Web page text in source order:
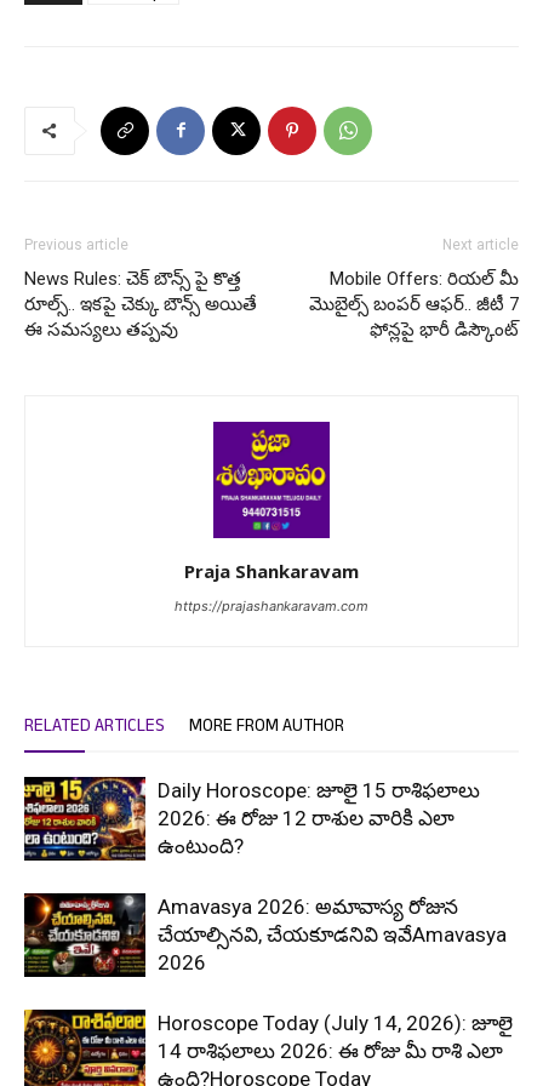
Previous article
News Rules: చెక్ బౌన్స్ పై కొత్త
రూల్స్.. ఇకపై చెక్కు బౌన్స్ అయితే
ఈ సమస్యలు తప్పవు
Next article
Mobile Offers: రియల్ మీ
మొబైల్స్ బంపర్ ఆఫర్.. జీటీ 7
ఫోన్లపై భారీ డిస్కౌంట్
Praja Shankaravam
https://prajashankaravam.com
RELATED ARTICLES MORE FROM AUTHOR
Daily Horoscope: జూలై 15 రాశిఫలాలు
2026: ఈ రోజు 12 రాశుల వారికి ఎలా
ఉంటుంది?
Amavasya 2026: అమావాస్య రోజున
చేయాల్సినవి, చేయకూడనివి ఇవేAmavasya
2026
Horoscope Today (July 14, 2026): జూలై
14 రాశిఫలాలు 2026: ఈ రోజు మీ రాశి ఎలా
ఉంది?Horoscope Today